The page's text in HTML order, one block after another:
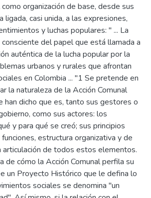
organización de base, desde sus
ligada, casi unida, a las expresiones,
y luchas populares: " ... La
del papel que está llamada a
auténtica de la lucha popular por la
urbanos y rurales que afrontan
en Colombia ... "1 Se pretende en
la naturaleza de la Acción Comunal
han dicho que es, tanto sus gestores o
como sus actores: los
y para qué se creó; sus principios
estructura organizativa y de
articulación de todos estos elementos.
de cómo la Acción Comunal perfila su
un Proyecto Histórico que le defina lo
sociales se denomina "un